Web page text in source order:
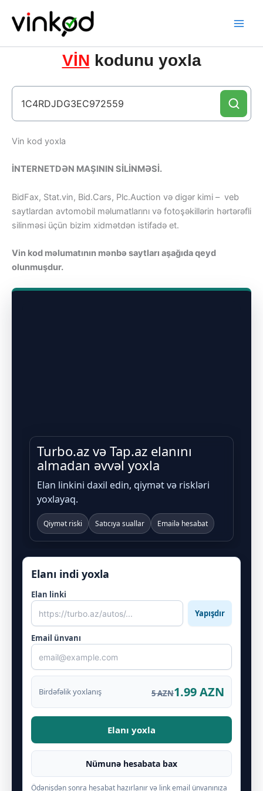
content
VİN kodunu yoxla
Vin kod yoxla
İNTERNETDƏN MAŞININ SİLİNMƏSİ.
BidFax, Stat.vin, Bid.Cars, Plc.Auction və digər kimi – veb
saytlardan avtomobil məlumatlarını və fotoşəkillərin hərtərəfli
silinməsi üçün bizim xidmətdən istifadə et.
Vin kod məlumatının mənbə saytları aşağıda qeyd
olunmuşdur.
Turbo.az və Tap.az elanını
almadan əvvəl yoxla
Elan linkini daxil edin, qiymət və riskləri
yoxlayaq.
Qiymət riski Satıcıya suallar Emailə hesabat
Elanı indi yoxla
Elan linki
Yapışdır
Email ünvanı
Birdəfəlik yoxlanış 5 AZN1.99 AZN
Elanı yoxla
Nümunə hesabata bax
Ödənişdən sonra hesabat hazırlanır və link email ünvanınıza